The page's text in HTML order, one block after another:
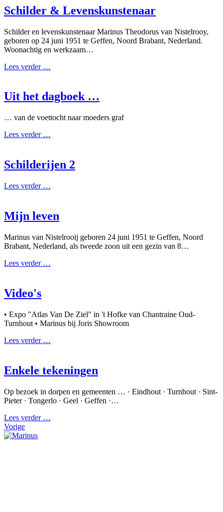
Schilder & Levenskunstenaar
Schilder en levenskunstenaar Marinus Theodorus van Nistelrooy,
geboren op 24 juni 1951 te Geffen, Noord Brabant, Nederland.
Woonachtig en werkzaam…
Lees verder …
Uit het dagboek …
… van de voettocht naar moeders graf
Lees verder …
Schilderijen 2
Lees verder …
Mijn leven
Marinus van Nistelrooij geboren 24 juni 1951 te Geffen, Noord
Brabant, Nederland, als tweede zoon uit een gezin van 8…
Lees verder …
Video's
• Expo "Atlas Van De Ziel" in 't Hofke van Chantraine Oud-
Turnhout • Marinus bij Joris Showroom
Lees verder …
Enkele tekeningen
Op bezoek in dorpen en gemeenten … · Eindhout · Turnhout · Sint-
Pieter · Tongerlo · Geel · Geffen ·…
Lees verder …
Vorige